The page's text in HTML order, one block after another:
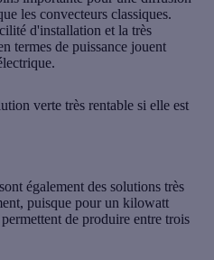
les convecteurs classiques.
d'installation et la très
termes de puissance jouent
verte très rentable si elle est
sont également des solutions très
puisque pour un kilowatt
de produire entre trois